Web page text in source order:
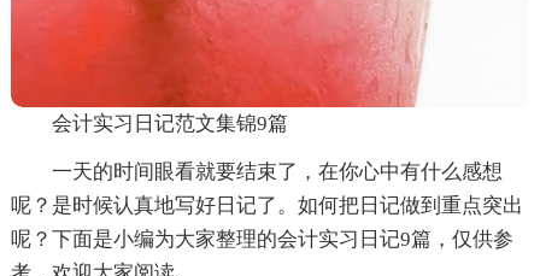
会计实习日记范文集锦9篇
一天的时间眼看就要结束了，在你心中有什么感想
呢？是时候认真地写好日记了。如何把日记做到重点突出
呢？下面是小编为大家整理的会计实习日记9篇，仅供参